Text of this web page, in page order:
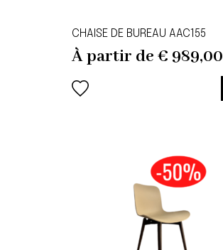
CHAISE DE BUREAU AAC155
À partir de€ 989,00